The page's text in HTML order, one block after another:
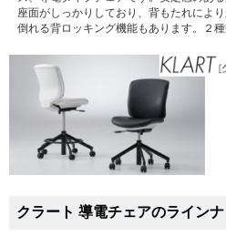
座面がしっかりしており、背もたれによ
倒れる背ロッキング機能もあります。２種
クラート 導電チェアのライン